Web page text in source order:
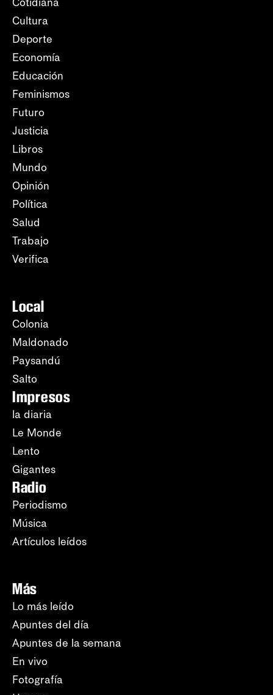
Cultura
Deporte
Economía
Educación
Feminismos
Futuro
Justicia
Libros
Mundo
Opinión
Política
Salud
Trabajo
Verifica
Local
Colonia
Maldonado
Paysandú
Salto
Impresos
la diaria
Le Monde
Lento
Gigantes
Radio
Periodismo
Música
Artículos leídos
Más
Lo más leído
Apuntes del día
Apuntes de la semana
En vivo
Fotografía